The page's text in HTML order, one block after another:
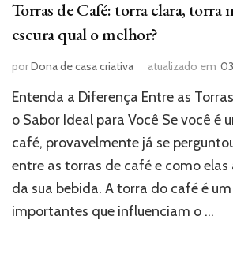
Torras de Café: torra clara, torra
escura qual o melhor?
porDona de casa criativa atualizado em
Entenda a Diferença Entre as
o Sabor Ideal para Você Se você é
café, provavelmente já se
entre as torras de café e como
da sua bebida. A torra do café é
importantes que influenciam o …